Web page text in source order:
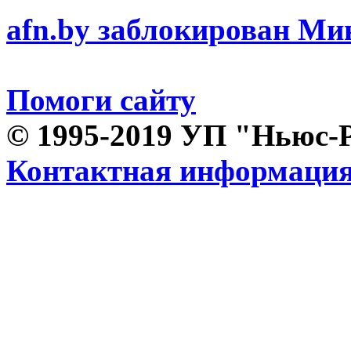
afn.by заблокирован
Помоги сайту
© 1995-2019 УП "Ньюс-
Контактная